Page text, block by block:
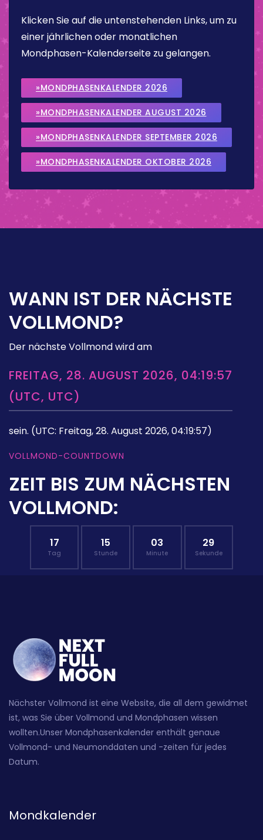
Klicken Sie auf die untenstehenden Links, um zu
einer jährlichen oder monatlichen
Mondphasen-Kalenderseite zu gelangen.
»MONDPHASENKALENDER 2026
»MONDPHASENKALENDER AUGUST 2026
»MONDPHASENKALENDER SEPTEMBER 2026
»MONDPHASENKALENDER OKTOBER 2026
WANN IST DER NÄCHSTE
VOLLMOND?
Der nächste Vollmond wird am
FREITAG, 28. AUGUST 2026, 04:19:57
(UTC, UTC)
sein. (UTC: Freitag, 28. August 2026, 04:19:57)
VOLLMOND-COUNTDOWN
ZEIT BIS ZUM NÄCHSTEN
VOLLMOND:
17
Tag
15
Stunde
03
Minute
28
Sekunde
Nächster Vollmond ist eine Website, die all dem gewidmet
ist, was Sie über Vollmond und Mondphasen wissen
wollten.Unser Mondphasenkalender enthält genaue
Vollmond- und Neumonddaten und -zeiten für jedes
Datum.
Mondkalender